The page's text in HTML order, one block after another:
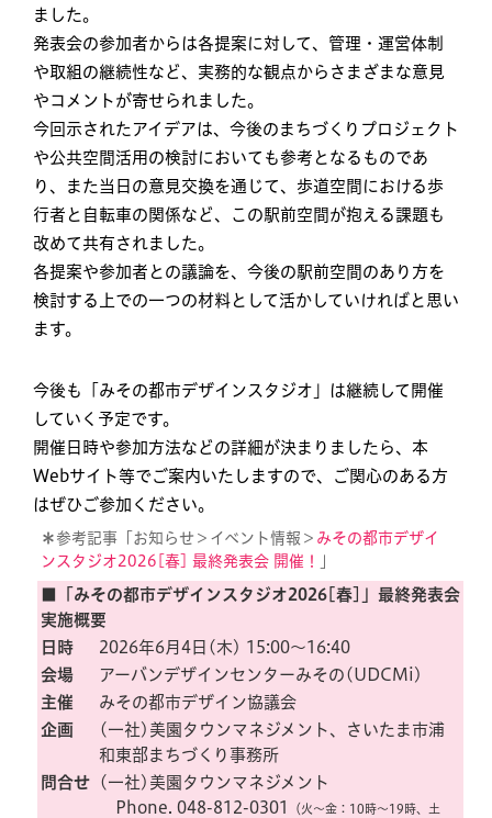
ました。
発表会の参加者からは各提案に対して、管理・運営体制
や取組の継続性など、実務的な観点からさまざまな意見
やコメントが寄せられました。
今回示されたアイデアは、今後のまちづくりプロジェクト
や公共空間活用の検討においても参考となるものであ
り、また当日の意見交換を通じて、歩道空間における歩
行者と自転車の関係など、この駅前空間が抱える課題も
改めて共有されました。
各提案や参加者との議論を、今後の駅前空間のあり方を
検討する上での一つの材料として活かしていければと思い
ます。
今後も「みその都市デザインスタジオ」は継続して開催
していく予定です。
開催日時や参加方法などの詳細が決まりましたら、本
Webサイト等でご案内いたしますので、ご関心のある方
はぜひご参加ください。
＊ 参考記事「お知らせ＞イベント情報＞ みその都市デザイ
ンスタジオ2026[春] 最終発表会 開催！
「みその都市デザインスタジオ2026[春]」最終発表会
実施概要
日時
2026年6月4日(木) 15:00〜16:40
会場
アーバンデザインセンターみその(UDCMi)
主催
みその都市デザイン協議会
企画
(一社)美園タウンマネジメント、さいたま市浦
和東部まちづくり事務所
問合せ
(一社)美園タウンマネジメント
Phone. 048-812-0301
（火〜金：10時〜19時、土